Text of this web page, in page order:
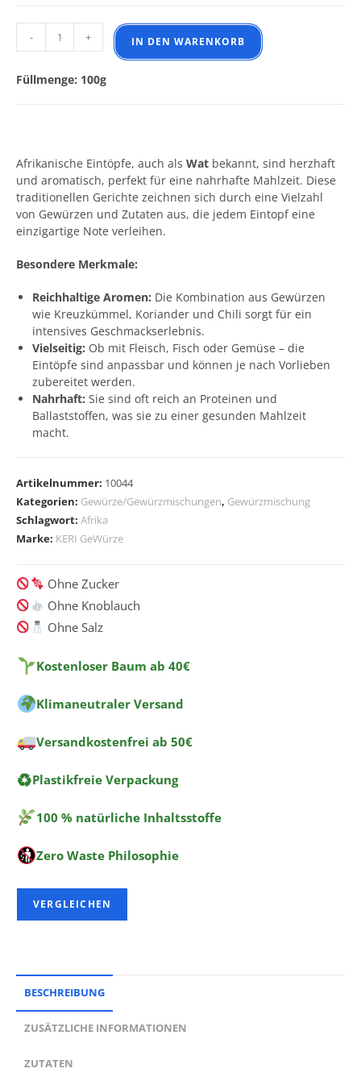
Afrikanische Eintöpfe Wat Menge
- + IN DEN WARENKORB
Füllmenge: 100g
Afrikanische Eintöpfe, auch als Wat bekannt, sind herzhaft
und aromatisch, perfekt für eine nahrhafte Mahlzeit. Diese
traditionellen Gerichte zeichnen sich durch eine Vielzahl
von Gewürzen und Zutaten aus, die jedem Eintopf eine
einzigartige Note verleihen.
Besondere Merkmale:
Reichhaltige Aromen: Die Kombination aus Gewürzen
wie Kreuzkümmel, Koriander und Chili sorgt für ein
intensives Geschmackserlebnis.
Vielseitig: Ob mit Fleisch, Fisch oder Gemüse – die
Eintöpfe sind anpassbar und können je nach Vorlieben
zubereitet werden.
Nahrhaft: Sie sind oft reich an Proteinen und
Ballaststoffen, was sie zu einer gesunden Mahlzeit
macht.
t
r
t
i
v
Artikelnummer: 10044
Kategorien: Gewürze/Gewürzmischungen, Gewürzmischung
Schlagwort: Afrika
Marke: KERI GeWürze
Ohne Zucker
Ohne Knoblauch
Ohne Salz
Kostenloser Baum ab 40€
Klimaneutraler Versand
Versandkostenfrei ab 50€
♻Plastikfreie Verpackung
100 % natürliche Inhaltsstoffe
Zero Waste Philosophie
VERGLEICHEN
BESCHREIBUNG
ZUSÄTZLICHE INFORMATIONEN
ZUTATEN